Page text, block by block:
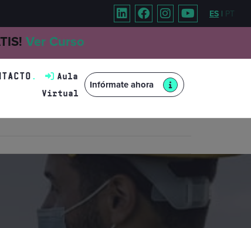
ES | PT
Ver Curso
Aula
Virtual
Infórmate ahora